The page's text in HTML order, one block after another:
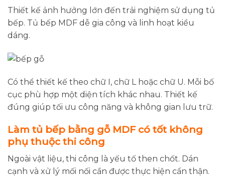
Thiết kế ảnh hưởng lớn đến trải nghiệm sử dụng tủ
bếp. Tủ bếp MDF dễ gia công và linh hoạt kiểu
dáng.
Có thể thiết kế theo chữ I, chữ L hoặc chữ U. Mỗi bố
cục phù hợp một diện tích khác nhau. Thiết kế
đúng giúp tối ưu công năng và không gian lưu trữ.
Làm tủ bếp bằng gỗ MDF có tốt không
phụ thuộc thi công
Ngoài vật liệu, thi công là yếu tố then chốt. Dán
cạnh và xử lý mối nối cần được thực hiện cẩn thận.